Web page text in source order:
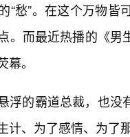
“愁”。在这个万物
。而最近热播的《
。
浮的霸道总裁，也
计、为了感情、为了